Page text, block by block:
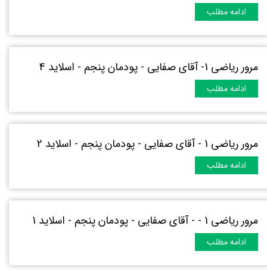
ادامه مطلب
مرور ریاضی 1- آقای صفایی - پودمان پنجم - اسلاید 4
ادامه مطلب
مرور ریاضی 1 - آقای صفایی - پودمان پنجم - اسلاید 2
ادامه مطلب
مرور ریاضی 1 - - آقای صفایی - پودمان پنجم - اسلاید 1
ادامه مطلب